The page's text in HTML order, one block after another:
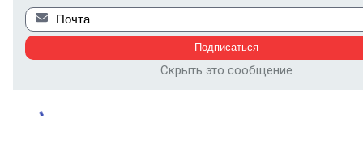
Скрыть это сообщение